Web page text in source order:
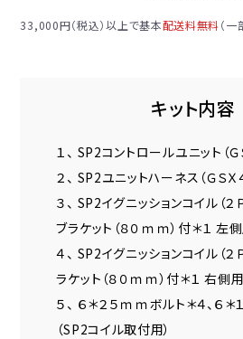
33,000円（税込）以上で基本配送料無料（
キット内容
１、 SP2コントロールユニット（Ｇ
２、 SP2ユニットハーネス（ＧＳＸ
３、 SP2イグニッションコイル（２
ブラケット（８０ｍｍ）付＊１ 左
４、 SP2イグニッションコイル（２
ラケット（８０ｍｍ）付＊１ 右側用
５、 ６＊２５ｍｍボルト＊４、６＊
（SP2コイル取付用）